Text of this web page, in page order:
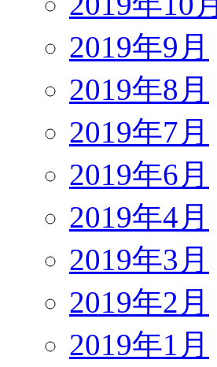
2019年9月
2019年8月
2019年7月
2019年6月
2019年4月
2019年3月
2019年2月
2019年1月